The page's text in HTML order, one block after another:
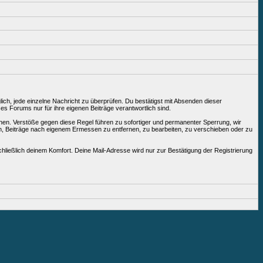
jede einzelne Nachricht zu überprüfen. Du bestätigst mit Absenden dieser
Forums nur für ihre eigenen Beiträge verantwortlich sind.
Verstöße gegen diese Regel führen zu sofortiger und permanenter Sperrung, wir
nach eigenem Ermessen zu entfernen, zu bearbeiten, zu verschieben oder zu
deinem Komfort. Deine Mail-Adresse wird nur zur Bestätigung der Registrierung